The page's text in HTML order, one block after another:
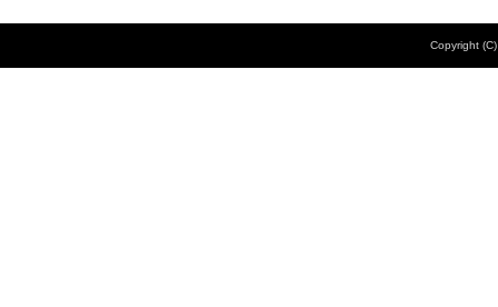
Copyright